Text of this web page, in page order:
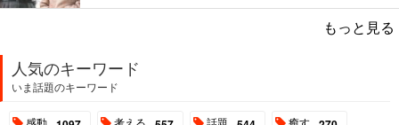
もっと見る
人気のキーワード
いま話題のキーワード